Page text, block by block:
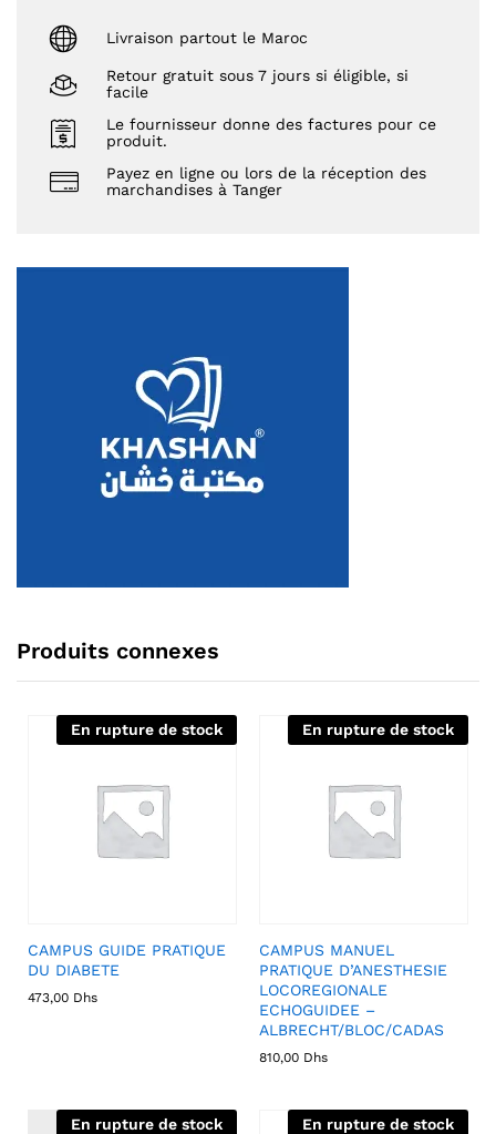
Livraison partout le Maroc
Retour gratuit sous 7 jours si éligible, si
facile
Le fournisseur donne des factures pour ce
produit.
Payez en ligne ou lors de la réception des
marchandises à Tanger
Produits connexes
En rupture de stock
CAMPUS GUIDE PRATIQUE
DU DIABETE
473,00 Dhs
En rupture de stock
CAMPUS MANUEL
PRATIQUE D’ANESTHESIE
LOCOREGIONALE
ECHOGUIDEE –
ALBRECHT/BLOC/CADAS
810,00 Dhs
En rupture de stock En rupture de stock